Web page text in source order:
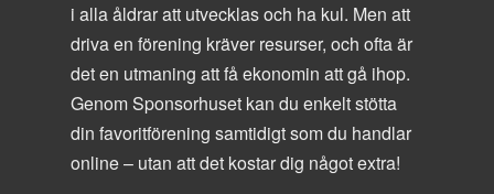
i alla åldrar att utvecklas och ha kul. Men att
driva en förening kräver resurser, och ofta är
det en utmaning att få ekonomin att gå ihop.
Genom Sponsorhuset kan du enkelt stötta
din favoritförening samtidigt som du handlar
online – utan att det kostar dig något extra!